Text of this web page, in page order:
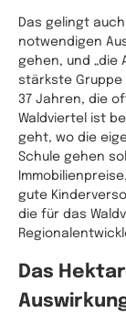
Das gelingt
notwendigen
gehen, und „die
stärkste Gruppe
37 Jahren, die
Waldviertel ist
geht, wo die
Schule gehen
gute
die für das
Das